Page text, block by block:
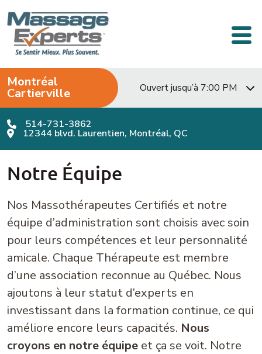
Navigation principale
Montréal
Cartierville Ouvert jusqu’à 7:00 PM
514-731-3862
12344 blvd. Laurentien, Montréal, QC
Notre Équipe
Nos Massothérapeutes Certifiés et notre
équipe d’administration sont choisis avec soin
pour leurs compétences et leur personnalité
amicale. Chaque Thérapeute est membre
d’une association reconnue au Québec. Nous
ajoutons à leur statut d’experts en
investissant dans la formation continue, ce qui
améliore encore leurs capacités. Nous
croyons en notre équipe et ça se voit. Notre